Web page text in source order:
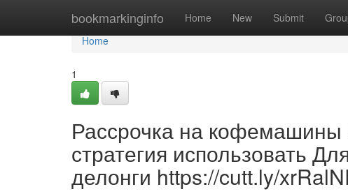
bookmarkinginfo Home New Submit
Home
Home
1
Рассрочка на
стратегия использовать
делонги https://cutt.ly/